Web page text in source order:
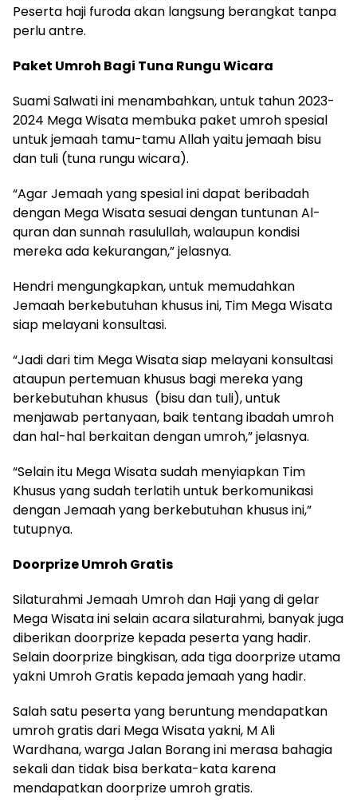
Peserta haji furoda akan langsung berangkat tanpa
perlu antre.
Paket Umroh Bagi Tuna Rungu Wicara
Suami Salwati ini menambahkan, untuk tahun 2023-
2024 Mega Wisata membuka paket umroh spesial
untuk jemaah tamu-tamu Allah yaitu jemaah bisu
dan tuli (tuna rungu wicara).
“Agar Jemaah yang spesial ini dapat beribadah
dengan Mega Wisata sesuai dengan tuntunan Al-
quran dan sunnah rasulullah, walaupun kondisi
mereka ada kekurangan,” jelasnya.
Hendri mengungkapkan, untuk memudahkan
Jemaah berkebutuhan khusus ini, Tim Mega Wisata
siap melayani konsultasi.
“Jadi dari tim Mega Wisata siap melayani konsultasi
ataupun pertemuan khusus bagi mereka yang
berkebutuhan khusus (bisu dan tuli), untuk
menjawab pertanyaan, baik tentang ibadah umroh
dan hal-hal berkaitan dengan umroh,” jelasnya.
“Selain itu Mega Wisata sudah menyiapkan Tim
Khusus yang sudah terlatih untuk berkomunikasi
dengan Jemaah yang berkebutuhan khusus ini,”
tutupnya.
Doorprize Umroh Gratis
Silaturahmi Jemaah Umroh dan Haji yang di gelar
Mega Wisata ini selain acara silaturahmi, banyak juga
diberikan doorprize kepada peserta yang hadir.
Selain doorprize bingkisan, ada tiga doorprize utama
yakni Umroh Gratis kepada jemaah yang hadir.
Salah satu peserta yang beruntung mendapatkan
umroh gratis dari Mega Wisata yakni, M Ali
Wardhana, warga Jalan Borang ini merasa bahagia
sekali dan tidak bisa berkata-kata karena
mendapatkan doorprize umroh gratis.